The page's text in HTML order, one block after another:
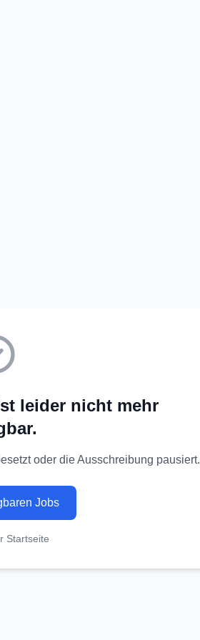
leider nicht mehr
oder die Ausschreibung pausiert.
Jobs
Startseite